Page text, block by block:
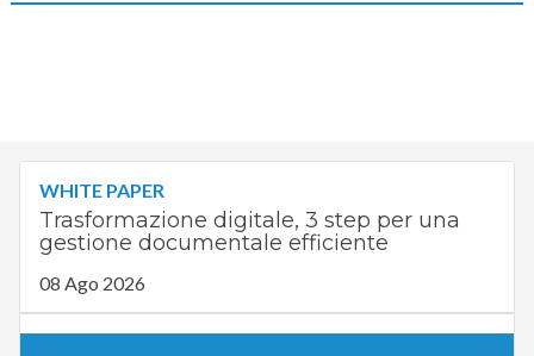
WHITE PAPER
Trasformazione digitale, 3 step per una
gestione documentale efficiente
08 Ago 2026